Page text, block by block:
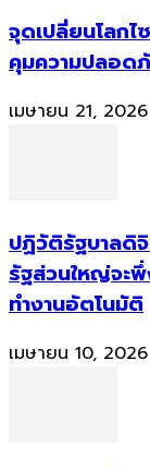
จุดเปลี่ยนโลกไ
คุมความปลอด
เมษายน 21, 2026
ปฏิวัติรัฐบาลดิ
รัฐส่วนใหญ่จะ
ทำงานอัตโนมัติ
เมษายน 10, 2026